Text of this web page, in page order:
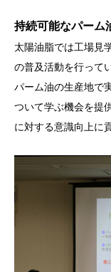
持続可能なパーム
太陽油脂では工場見
の普及活動を行って
パーム油の生産地で
ついて学ぶ機会を提
に対する意識向上に